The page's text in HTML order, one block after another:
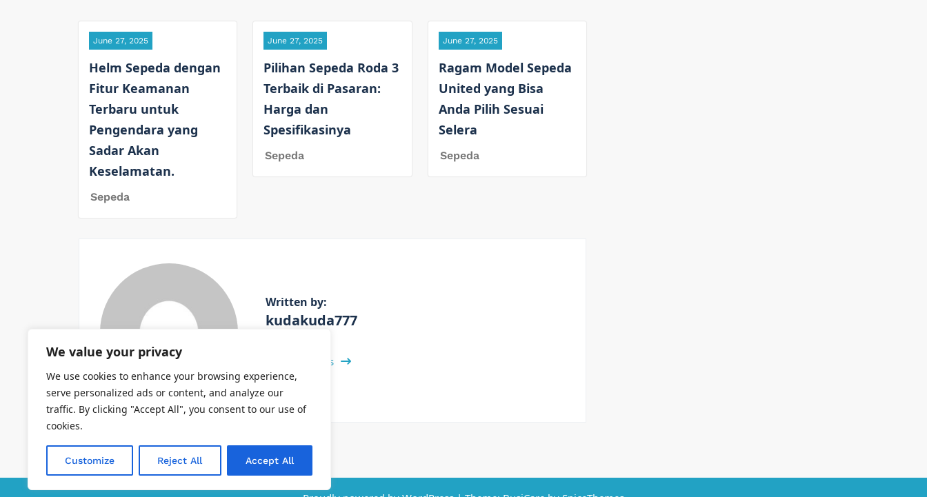
We value your privacy
We use cookies to enhance your browsing experience,
serve personalized ads or content, and analyze our
traffic. By clicking "Accept All", you consent to our use of
cookies.
Customize Reject All Accept All
June 27, 2025
Helm Sepeda dengan
Fitur Keamanan
Terbaru untuk
Pengendara yang
Sadar Akan
Keselamatan.
Sepeda
June 27, 2025
Pilihan Sepeda Roda 3
Terbaik di Pasaran:
Harga dan
Spesifikasinya
Sepeda
June 27, 2025
Ragam Model Sepeda
United yang Bisa
Anda Pilih Sesuai
Selera
Sepeda
Written by:
kudakuda777
View All Posts